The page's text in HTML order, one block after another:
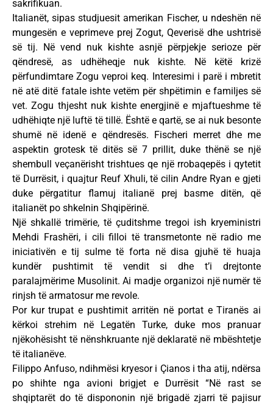
sakrifikuan.
Italianët, sipas studjuesit amerikan Fischer, u ndeshën në
mungesën e veprimeve prej Zogut, Qeverisë dhe ushtrisë
së tij. Në vend nuk kishte asnjë përpjekje serioze për
qëndresë, as udhëheqje nuk kishte. Në këtë krizë
përfundimtare Zogu veproi keq. Interesimi i parë i mbretit
në atë ditë fatale ishte vetëm për shpëtimin e familjes së
vet. Zogu thjesht nuk kishte energjinë e mjaftueshme të
udhëhiqte një luftë të tillë. Është e qartë, se ai nuk besonte
shumë në idenë e qëndresës. Fischeri merret dhe me
aspektin grotesk të ditës së 7 prillit, duke thënë se një
shembull veçanërisht trishtues qe një rrobaqepës i qytetit
të Durrësit, i quajtur Reuf Xhuli, të cilin Andre Ryan e gjeti
duke përgatitur flamuj italianë prej basme ditën, që
italianët po shkelnin Shqipërinë.
Një shkallë trimërie, të çuditshme tregoi ish kryeministri
Mehdi Frashëri, i cili filloi të transmetonte në radio me
iniciativën e tij sulme të forta në disa gjuhë të huaja
kundër pushtimit të vendit si dhe t’i drejtonte
paralajmërime Musolinit. Ai madje organizoi një numër të
rinjsh të armatosur me revole.
Por kur trupat e pushtimit arritën në portat e Tiranës ai
kërkoi strehim në Legatën Turke, duke mos pranuar
njëkohësisht të nënshkruante një deklaratë në mbështetje
të italianëve.
Filippo Anfuso, ndihmësi kryesor i Çianos i tha atij, ndërsa
po shihte nga avioni brigjet e Durrësit “Në rast se
shqiptarët do të dispononin një brigadë zjarri të pajisur